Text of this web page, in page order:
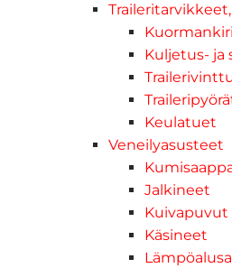
Kuljetus- ja
Keulatuet
Veneilyasusteet
Jalkineet
Kuivapuvut
Käsineet